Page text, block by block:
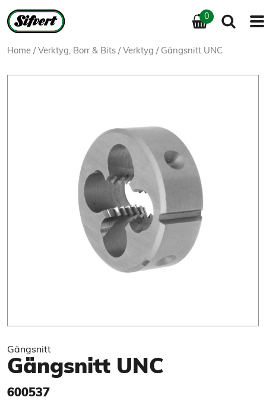
0
Home / Verktyg, Borr & Bits / Verktyg / Gängsnitt UNC
Gängsnitt
Gängsnitt UNC
600537